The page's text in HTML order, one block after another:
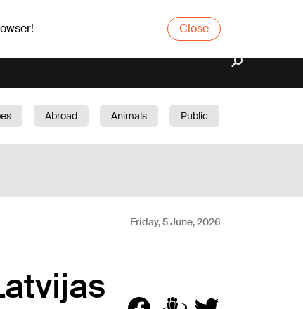
Close
Abroad Animals
Public
Friday, 5 June, 2026